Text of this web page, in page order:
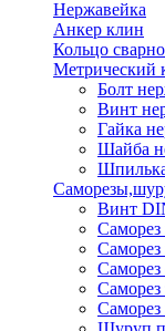
Нержавейка
Анкер клин
Кольцо
Метрический
Болт
Винт
Гайка
Шайба
Винт
Саморез
Саморез
Саморез
Саморез